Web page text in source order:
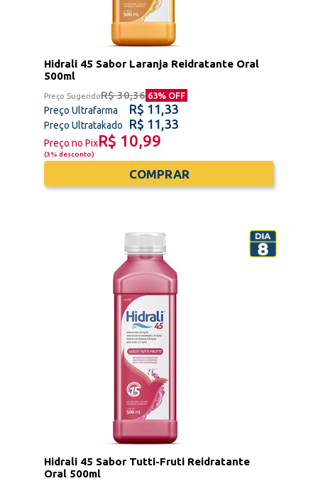
Hidrali 45 Sabor Laranja Reidratante Oral
500ml
Preço SugeridoR$ 30,36 63% OFF
Preço Ultrafarma R$ 11,33
Preço Ultratakado R$ 11,33
Preço no PixR$ 10,99
(3% desconto)
COMPRAR
Hidrali 45 Sabor Tutti-Fruti Reidratante
Oral 500ml